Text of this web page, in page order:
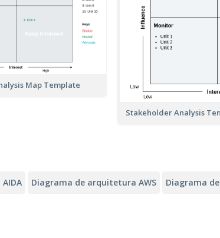
Map Template
Stakeholder Analysis
AIDA Diagrama de arquitetura AWS Diagrama